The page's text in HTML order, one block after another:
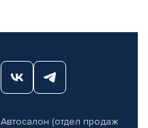
Автосалон (отдел продаж